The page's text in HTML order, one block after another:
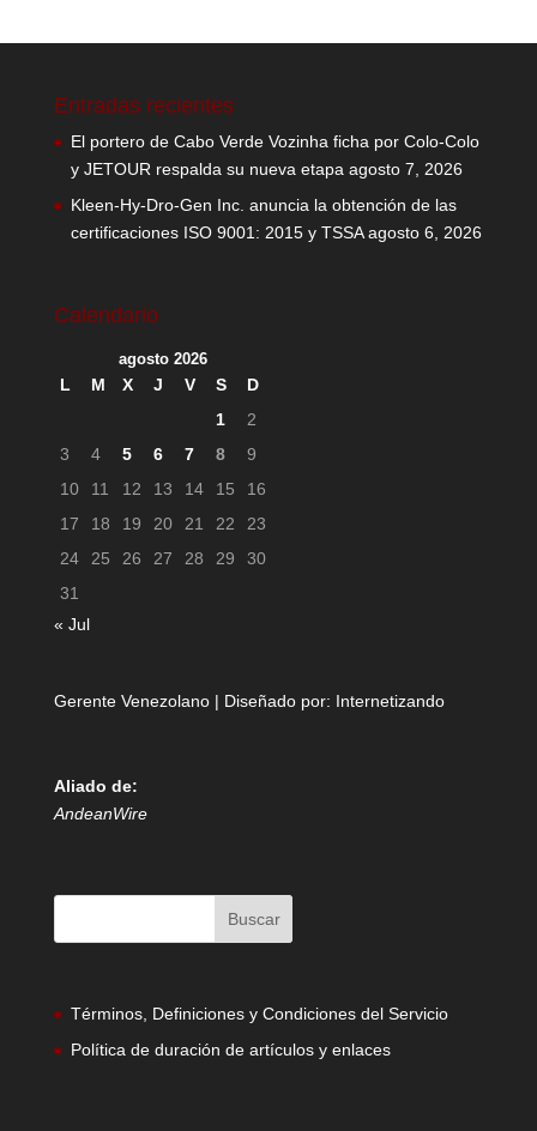
Entradas recientes
El portero de Cabo Verde Vozinha ficha por Colo-Colo
y JETOUR respalda su nueva etapa agosto 7, 2026
Kleen-Hy-Dro-Gen Inc. anuncia la obtención de las
certificaciones ISO 9001: 2015 y TSSA agosto 6, 2026
Calendario
agosto 2026
L M X J V S
D
1
2
3
4 5 6 7 8
9
10
11 12 13 14 15
16
17
18 19 20 21 22
23
24
25 26 27 28 29
30
31
« Jul
Gerente Venezolano | Diseñado por: Internetizando
Aliado de:
AndeanWire
Términos, Definiciones y Condiciones del Servicio
Política de duración de artículos y enlaces